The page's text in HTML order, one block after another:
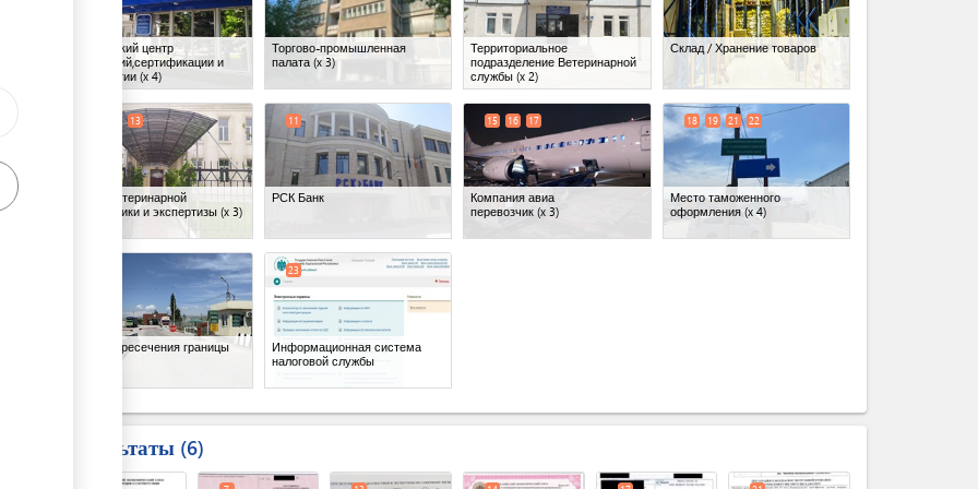
Бишкекский центр
испытаний,сертификации и
метрологии (x 4)
Торгово-промышленная
палата(x 3)
Территориальное
подразделение Ветеринарной
службы (x 2)
Склад / Хранение товаров
Центр ветеринарной
диагностики и экспертизы (x 3)
13
РСК Банк
11
Компания авиа
перевозчик (x 3)
15 16 17
Место таможенного
оформления(x 4)
18 19 21 22
Пункт пересечения границы
Информационная система
налоговой службы
23
Результаты 6
expand_less